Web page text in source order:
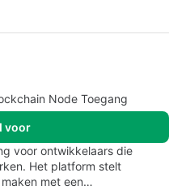
Node Toegang
voor
voor ontwikkelaars die
Het platform stelt
met een…